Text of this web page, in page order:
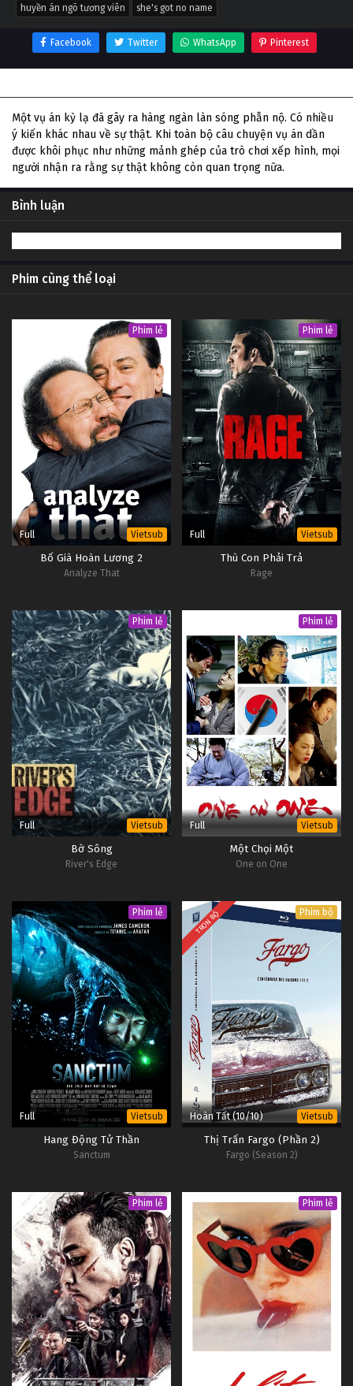
huyền án ngõ tương viên she's got no name
Facebook Twitter WhatsApp Pinterest
Một vụ án kỳ lạ đã gây ra hàng ngàn làn sóng phẫn nộ. Có nhiều
ý kiến ​​khác nhau về sự thật. Khi toàn bộ câu chuyện vụ án dần
được khôi phục như những mảnh ghép của trò chơi xếp hình, mọi
người nhận ra rằng sự thật không còn quan trọng nữa.
Bình luận
Phim cùng thể loại
Phim lẻ
Full Vietsub
Bố Già Hoàn Lương 2
Analyze That
Phim lẻ
Full Vietsub
Thù Con Phải Trả
Rage
Phim lẻ
Full Vietsub
Bờ Sông
River's Edge
Phim lẻ
Full Vietsub
Một Chọi Một
One on One
Phim lẻ
Full Vietsub
Hang Động Tử Thần
Sanctum
TRỌN BỘ Phim bộ
Hoàn Tất (10/10) Vietsub
Thị Trấn Fargo (Phần 2)
Fargo (Season 2)
Phim lẻ Phim lẻ